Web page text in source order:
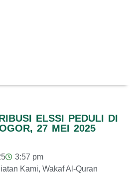
ELSSI PEDULI DI
27 MEI 2025
3:57 pm
Kami, Wakaf Al-Quran